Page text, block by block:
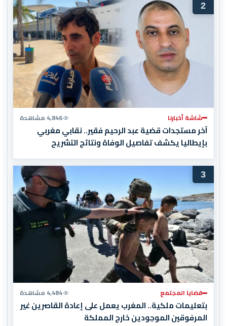
2
شاشة أخبارنا 4,846 مشاهدة
آخر مستجدات قضية عبد الرحيم فقير.. نقابي مغربي
بإيطاليا يكشف تفاصيل الوفاة ونتائج التشريح
3
قضايا المجتمع 4,484 مشاهدة
بتعليمات ملكية.. المغرب يعمل على إعادة القاصرين غير
المرفوقين الموجودين خارج المملكة